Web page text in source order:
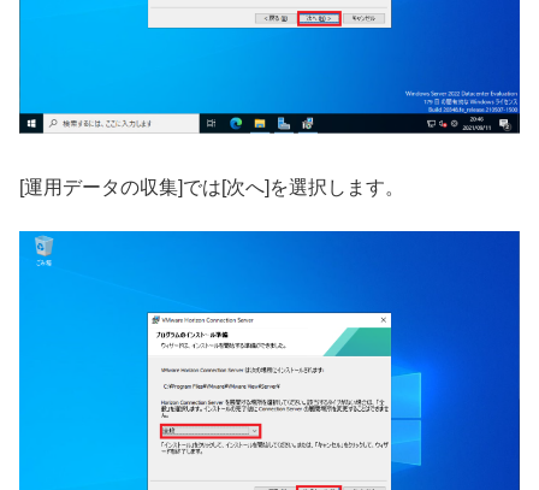
[運用データの収集]では[次へ]を選択します。